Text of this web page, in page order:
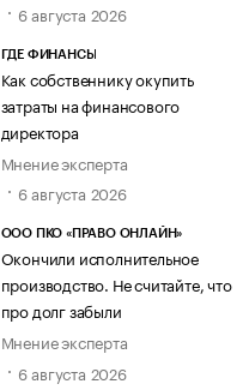
6 августа 2026
ГДЕ ФИНАНСЫ
Как собственнику окупить
затраты на финансового
директора
Мнение эксперта
6 августа 2026
ООО ПКО «ПРАВО ОНЛАЙН»
Окончили исполнительное
производство. Не считайте, что
про долг забыли
Мнение эксперта
6 августа 2026